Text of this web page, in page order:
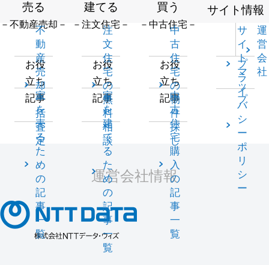
売る
－不動産売却－
不
動
産
売
却
一
括
査
定
お役
立ち
記事
家
を
売
る
た
め
の
記
事
一
覧
建てる
－注文住宅－
注
文
住
宅
の
無
料
相
談
お役
立ち
記事
家
を
建
て
る
た
め
の
記
事
一
覧
買う
－中古住宅－
中
古
住
宅
の
物
件
探
し
お役
立ち
記事
中
古
住
宅
購
入
の
記
事
一
覧
サイト情報
サ
イ
ト
マ
ッ
プ
運
営
会
社
プ
ラ
イ
バ
シ
ー
ポ
リ
シ
ー
運営会社情報